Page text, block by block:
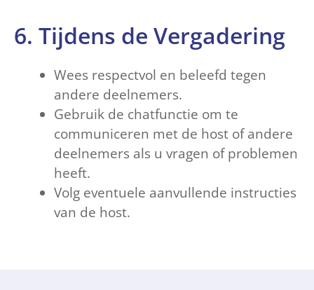
6. Tijdens de Vergadering
Wees respectvol en beleefd tegen
andere deelnemers.
Gebruik de chatfunctie om te
communiceren met de host of andere
deelnemers als u vragen of problemen
heeft.
Volg eventuele aanvullende instructies
van de host.